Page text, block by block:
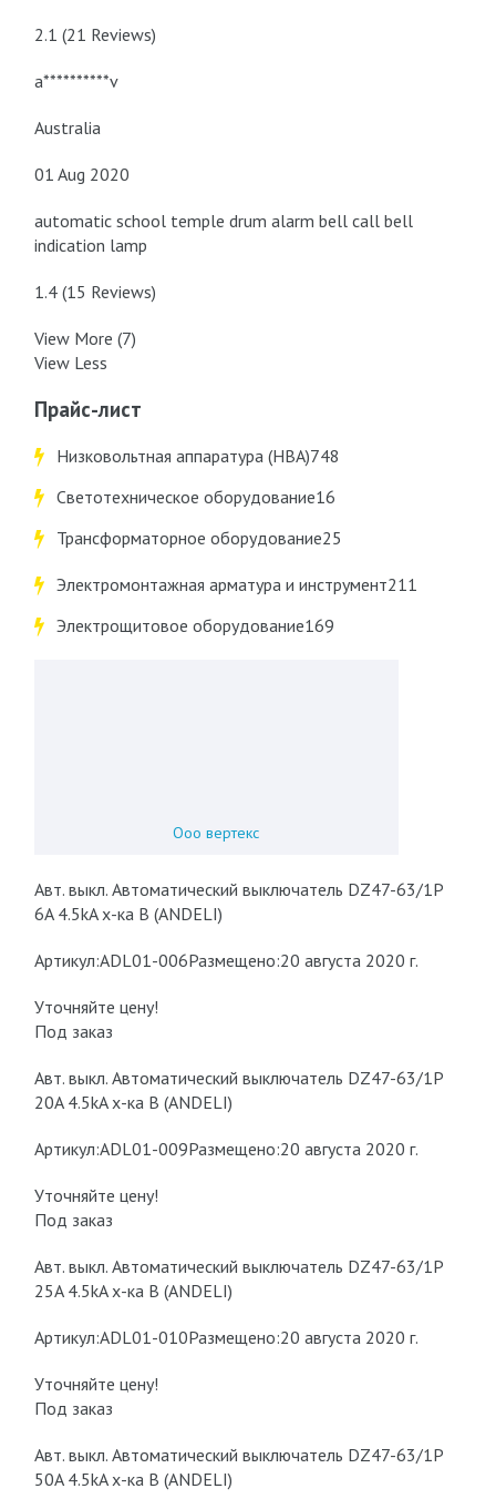
2.1 (21 Reviews)
a**********v
Australia
01 Aug 2020
automatic school temple drum alarm bell call bell
indication lamp
1.4 (15 Reviews)
View More (7)
View Less
Прайс-лист
Низковольтная аппаратура (НВА)748
Светотехническое оборудование16
Трансформаторное оборудование25
Электромонтажная арматура и инструмент211
Электрощитовое оборудование169
Ооо вертекс
Авт. выкл. Автоматический выключатель DZ47-63/1P
6A 4.5kA х-ка B (ANDELI)
Артикул:ADL01-006Размещено:20 августа 2020 г.
Уточняйте цену!
Под заказ
Авт. выкл. Автоматический выключатель DZ47-63/1P
20A 4.5kA х-ка B (ANDELI)
Артикул:ADL01-009Размещено:20 августа 2020 г.
Уточняйте цену!
Под заказ
Авт. выкл. Автоматический выключатель DZ47-63/1P
25A 4.5kA х-ка B (ANDELI)
Артикул:ADL01-010Размещено:20 августа 2020 г.
Уточняйте цену!
Под заказ
Авт. выкл. Автоматический выключатель DZ47-63/1P
50A 4.5kA х-ка B (ANDELI)